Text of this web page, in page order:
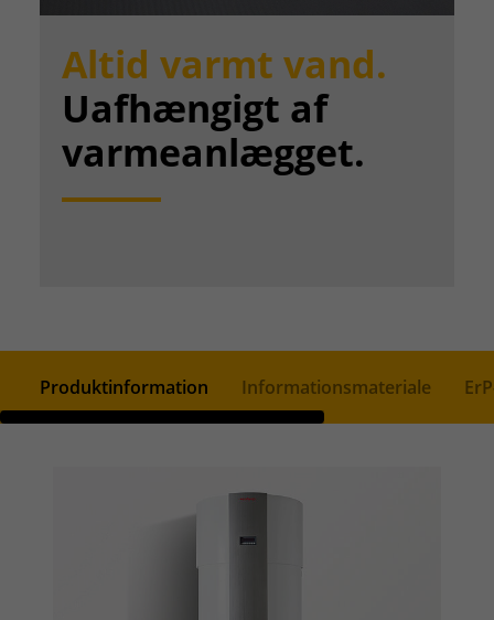
Altid varmt vand.
Uafhængigt af
varmeanlægget.
Produktinformation Informationsmateriale